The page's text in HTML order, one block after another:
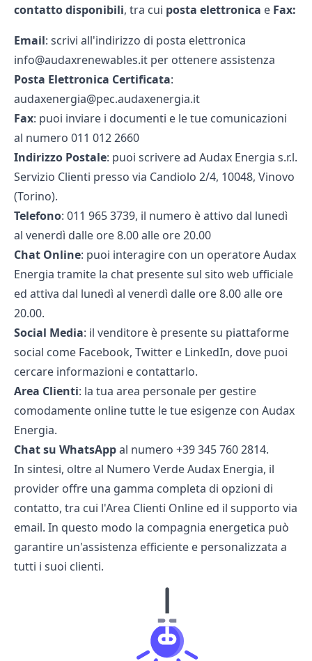
contatto disponibili, tra cui posta elettronica e Fax:
Email: scrivi all'indirizzo di posta elettronica
info@audaxrenewables.it per ottenere assistenza
Posta Elettronica Certificata:
audaxenergia@pec.audaxenergia.it
Fax: puoi inviare i documenti e le tue comunicazioni
al numero 011 012 2660
Indirizzo Postale: puoi scrivere ad Audax Energia s.r.l.
Servizio Clienti presso via Candiolo 2/4, 10048, Vinovo
(Torino).
Telefono: 011 965 3739, il numero è attivo dal lunedì
al venerdì dalle ore 8.00 alle ore 20.00
Chat Online: puoi interagire con un operatore Audax
Energia tramite la chat presente sul sito web ufficiale
ed attiva dal lunedì al venerdì dalle ore 8.00 alle ore
20.00.
Social Media: il venditore è presente su piattaforme
social come Facebook, Twitter e LinkedIn, dove puoi
cercare informazioni e contattarlo.
Area Clienti: la tua area personale per gestire
comodamente online tutte le tue esigenze con Audax
Energia.
Chat su WhatsAppal numero +39 345 760 2814.
In sintesi, oltre al Numero Verde Audax Energia, il
provider offre una gamma completa di opzioni di
contatto, tra cui l'Area Clienti Online ed il supporto via
email. In questo modo la compagnia energetica può
garantire un'assistenza efficiente e personalizzata a
tutti i suoi clienti.